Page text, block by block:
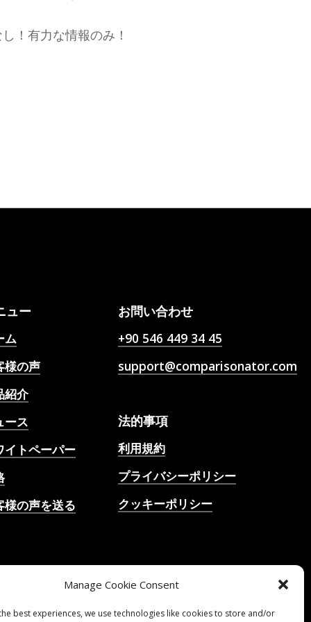
Manage Cookie Consent
best experiences, we use technologies like cookies to store and/or
！有力な情報のみ！
ュー
ム
様の声
紹介
ース
イトペーパー
様の声を送る
ト
お問い合わせ
+90 546 449 34 45
support@comparisonator.com
法的事項
利用規約
プライバシーポリシー
クッキーポリシー